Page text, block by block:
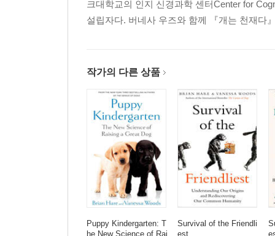
크대학교의 인지 신경과학 센터Center for
설립자다. 버네사 우즈와 함께 『개는 천재다
작가의 다른 상품
Puppy Kindergarten: T
he New Science of Rai
Survival of the Friendli
est